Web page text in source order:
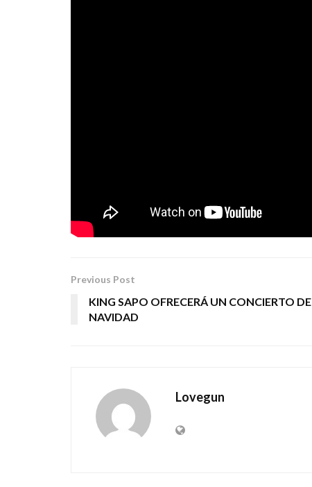
Tags:
Previous Post
KING SAPO OFRECERÁ UN CONCIERTO DE
NAVIDAD
Lovegun